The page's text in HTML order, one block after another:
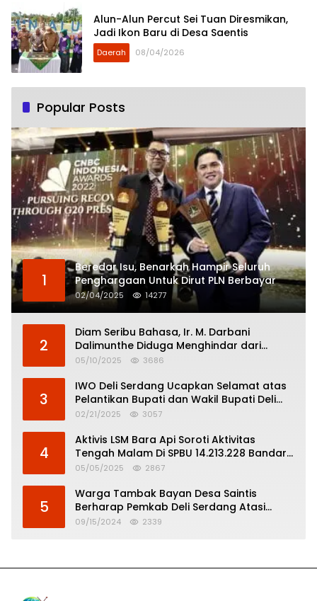
Alun-Alun Percut Sei Tuan Diresmikan,
Jadi Ikon Baru di Desa Saentis
Daerah 08/04/2026
Popular Posts
1
Beredar Isu, Benarkah Hampir Seluruh
Penghargaan Untuk Dirut PLN Berbayar
02/04/2025 14277
2
Diam Seribu Bahasa, Ir. M. Darbani
Dalimunthe Diduga Menghindar dari
Pertanggungjawaban Politik
05/10/2025 3686
3
IWO Deli Serdang Ucapkan Selamat atas
Pelantikan Bupati dan Wakil Bupati Deli
Serdang
02/21/2025 3057
4
Aktivis LSM Bara Api Soroti Aktivitas
Tengah Malam Di SPBU 14.213.228 Bandar
Tinggi
05/05/2025 2867
5
Warga Tambak Bayan Desa Saintis
Berharap Pemkab Deli Serdang Atasi
Banjir
09/15/2024 2339